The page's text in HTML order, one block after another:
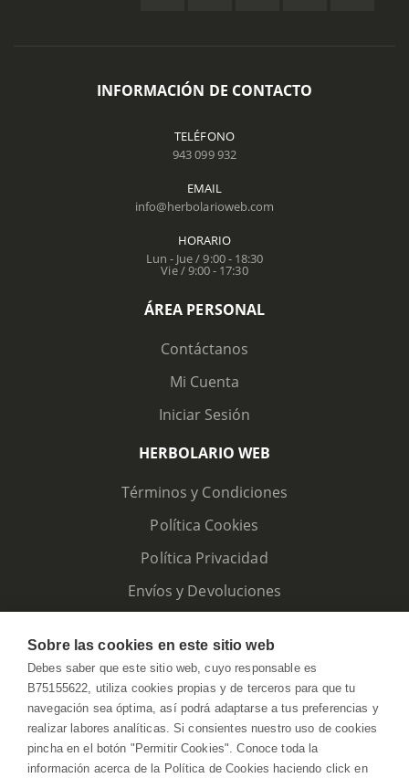
INFORMACIÓN DE CONTACTO
TELÉFONO
943 099 932
EMAIL
info@herbolarioweb.com
HORARIO
Lun - Jue / 9:00 - 18:30
Vie / 9:00 - 17:30
ÁREA PERSONAL
Contáctanos
Mi Cuenta
Iniciar Sesión
HERBOLARIO WEB
Términos y Condiciones
Política Cookies
Política Privacidad
Envíos y Devoluciones
Sobre las cookies en este sitio web
Debes saber que este sitio web, cuyo responsable es
B75155622, utiliza cookies propias y de terceros para que tu
navegación sea óptima, así podrá adaptarse a tus preferencias y
realizar labores analíticas. Si consientes nuestro uso de cookies
pincha en el botón "Permitir Cookies". Conoce toda la
información acerca de la Política de Cookies haciendo click en